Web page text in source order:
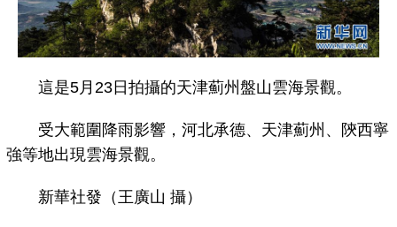
這是5月23日拍攝的天津薊州盤山雲海景觀。
受大範圍降雨影響，河北承德、天津薊州、陝西寧
強等地出現雲海景觀。
新華社發（王廣山 攝）